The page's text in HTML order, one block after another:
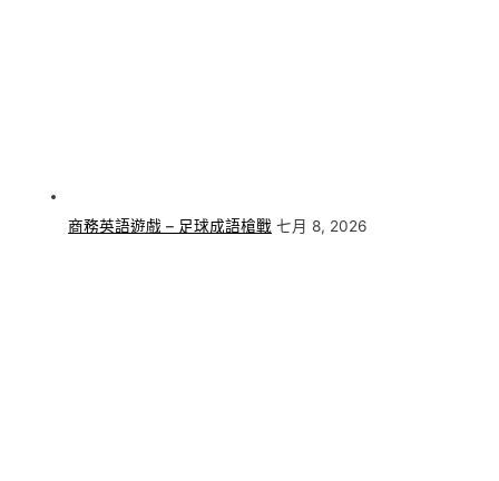
商務英語遊戲 – 足球成語槍戰 七月 8, 2026